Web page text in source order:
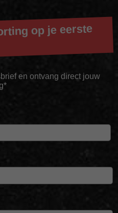
op je eerste
en ontvang direct jouw